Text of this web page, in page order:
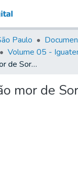
&
Coleções
Tudo na
Biblioteca
Estatísticas
Paulo
Volume 05 -
Para o Capitão mor de Sorocaba
mor de